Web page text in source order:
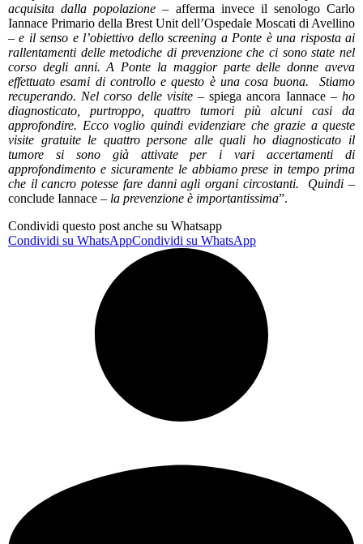
acquisita dalla popolazione – afferma invece il senologo Carlo
Iannace Primario della Brest Unit dell’Ospedale Moscati di Avellino
– e il senso e l’obiettivo dello screening a Ponte è una risposta ai
rallentamenti delle metodiche di prevenzione che ci sono state nel
corso degli anni. A Ponte la maggior parte delle donne aveva
effettuato esami di controllo e questo è una cosa buona. Stiamo
recuperando. Nel corso delle visite– spiega ancora Iannace –ho
diagnosticato, purtroppo, quattro tumori più alcuni casi da
approfondire. Ecco voglio quindi evidenziare che grazie a queste
visite gratuite le quattro persone alle quali ho diagnosticato il
tumore si sono già attivate per i vari accertamenti di
approfondimento e sicuramente le abbiamo prese in tempo prima
che il cancro potesse fare danni agli organi circostanti. Quindi –
conclude Iannace – la prevenzione è importantissima”.
Condividi questo post anche su Whatsapp
Condividi su WhatsAppCondividi su WhatsApp